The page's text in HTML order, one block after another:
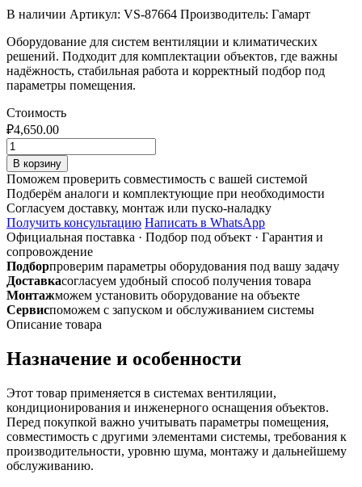
В наличии Артикул: VS-87664 Производитель: Гамарт
Оборудование для систем вентиляции и климатических
решений. Подходит для комплектации объектов, где важны
надёжность, стабильная работа и корректный подбор под
параметры помещения.
Стоимость
₽4,650.00
Количество
товара
Воздуховод
ф560
1,25
м
(труба)
из
оцинкованной
стали
0,5мм
В корзину
Поможем проверить совместимость с вашей системой
Подберём аналоги и комплектующие при необходимости
Согласуем доставку, монтаж или пуско-наладку
Получить консультацию Написать в WhatsApp
Официальная поставка · Подбор под объект · Гарантия и
сопровождение
Подборпроверим параметры оборудования под вашу задачу
Доставкасогласуем удобный способ получения товара
Монтажможем установить оборудование на объекте
Сервиспоможем с запуском и обслуживанием системы
Описание товара
Назначение и особенности
Этот товар применяется в системах вентиляции,
кондиционирования и инженерного оснащения объектов.
Перед покупкой важно учитывать параметры помещения,
совместимость с другими элементами системы, требования к
производительности, уровню шума, монтажу и дальнейшему
обслуживанию.